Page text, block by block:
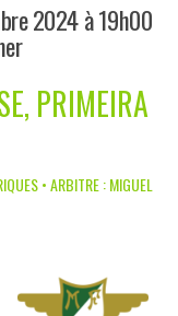
2024 à 19h00
PRIMEIRA
• ARBITRE : MIGUEL